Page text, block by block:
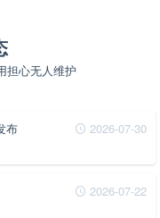
担心无人维护
2026-07-30
布
2026-07-22